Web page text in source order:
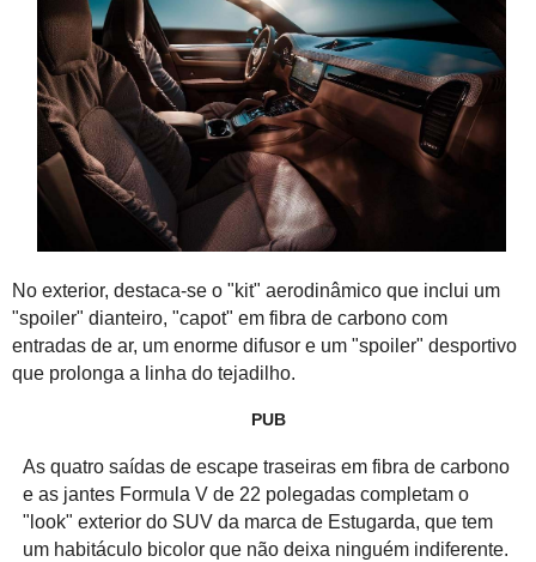
No exterior, destaca-se o "kit" aerodinâmico que inclui um
"spoiler" dianteiro, "capot" em fibra de carbono com
entradas de ar, um enorme difusor e um "spoiler" desportivo
que prolonga a linha do tejadilho.
PUB
As quatro saídas de escape traseiras em fibra de carbono
e as jantes Formula V de 22 polegadas completam o
"look" exterior do SUV da marca de Estugarda, que tem
um habitáculo bicolor que não deixa ninguém indiferente.